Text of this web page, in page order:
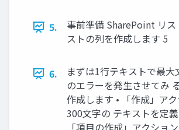
5.
事前準備 SharePoint リス
ストの列を作成します 5
6.
まずは1行テキストで最大
のエラーを発生させてみ
作成します • 「作成」ア
300文字の テキストを定